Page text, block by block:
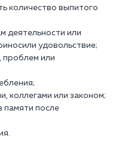
количество выпитого
деятельности или
удовольствие;
проблем или
коллегами или законом;
памяти после